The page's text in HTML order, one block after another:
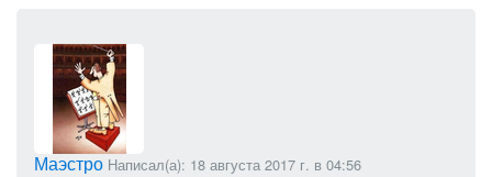
Маэстро Написал(а): 18 августа 2017 г. в 04:56